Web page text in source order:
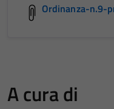
Ordinanza-n.9-
A cura di